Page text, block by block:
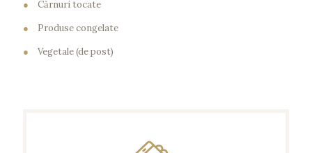
●
Cărnuri tocate
●
Produse congelate
●
Vegetale (de post)